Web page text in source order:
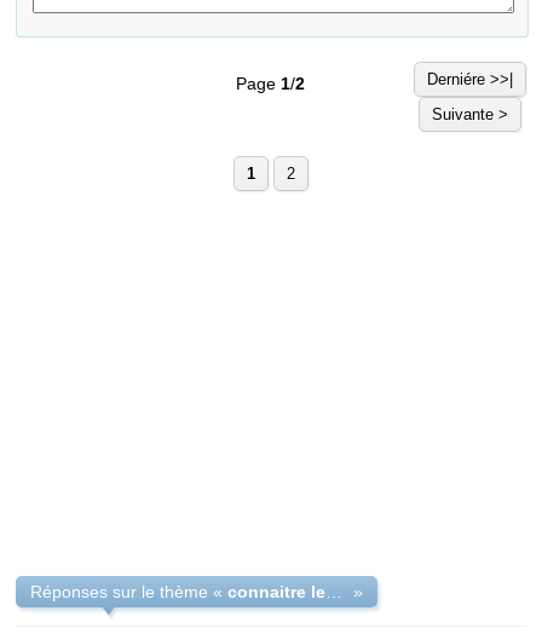
Page 1/2
Derniére >>|
Suivante >
1 2
Réponses sur le thème « »